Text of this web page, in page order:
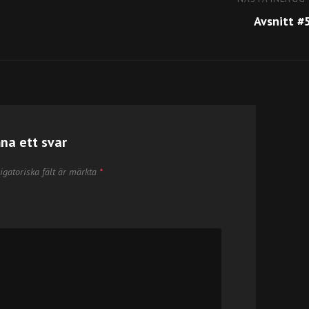
Avsnitt
ett svar
fält är märkta *